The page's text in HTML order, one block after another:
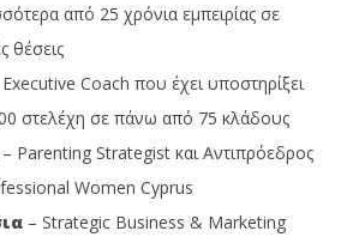
από 25 χρόνια εμπειρίας σε
θέσεις
Coach που έχει υποστηρίξει
στελέχη σε πάνω από 75 κλάδους
– Parenting Strategist και Αντιπρόεδρος
Women Cyprus
– Strategic Business & Marketing